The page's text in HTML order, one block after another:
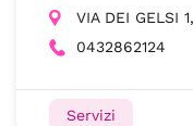
VIA DEI GELSI
0432862124
Servizi